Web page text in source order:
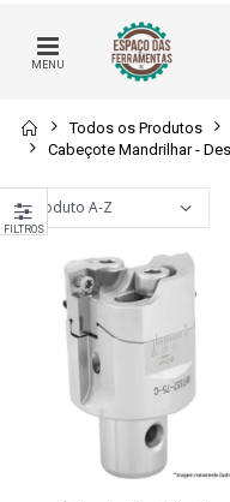
MENU
Todos os Produtos
Cabeçote Mandrilhar -
FILTROS